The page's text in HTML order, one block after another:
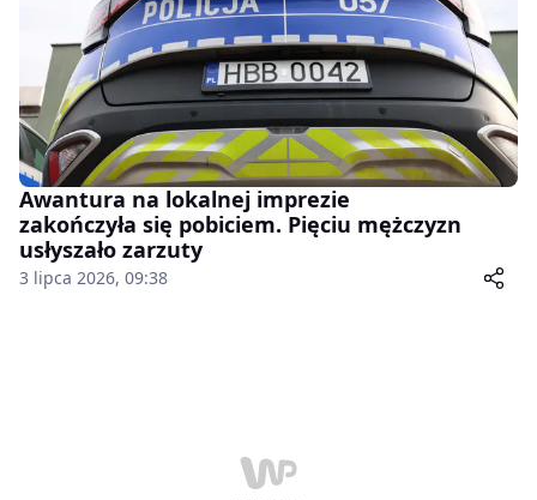
Awantura na lokalnej imprezie
zakończyła się pobiciem. Pięciu mężczyzn
usłyszało zarzuty
3 lipca 2026, 09:38